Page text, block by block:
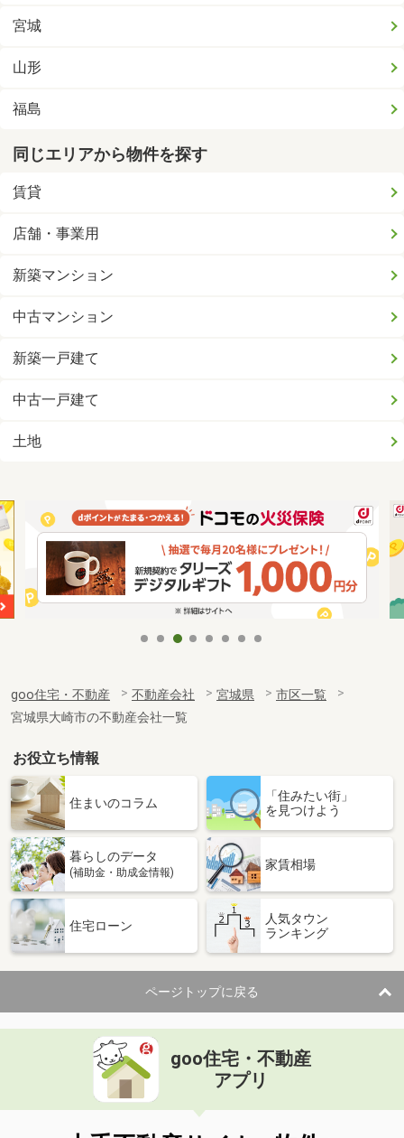
宮城
山形
福島
同じエリアから物件を探す
賃貸
店舗・事業用
新築マンション
中古マンション
新築一戸建て
中古一戸建て
土地
goo住宅・不動産 不動産会社 宮城県
市区一覧
宮城県大崎市の不動産会社一覧
お役立ち情報
住まいのコラム
「住みたい街」
を見つけよう
暮らしのデータ
(補助金・助成金情報)
家賃相場
住宅ローン
人気タウン
ランキング
ページトップに戻る
goo住宅・不動産
アプリ